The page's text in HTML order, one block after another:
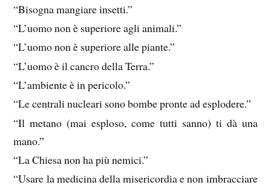
“Bisogna mangiare insetti.”
“L’uomo non è superiore agli animali.”
“L’uomo non è superiore alle piante.”
“L’uomo è il cancro della Terra.”
“L’ambiente è in pericolo.”
“Le centrali nucleari sono bombe pronte ad esplodere.”
“Il metano (mai esploso, come tutti sanno) ti dà una
mano.”
“La Chiesa non ha più nemici.”
“Usare la medicina della misericordia e non imbracciare